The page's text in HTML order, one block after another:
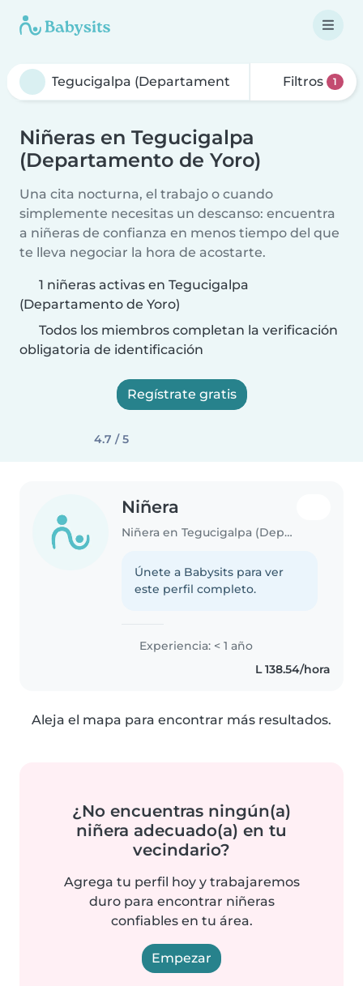
Filtros 1
Niñeras en Tegucigalpa
(Departamento de Yoro)
Una cita nocturna, el trabajo o cuando
simplemente necesitas un descanso: encuentra
a niñeras de confianza en menos tiempo del que
te lleva negociar la hora de acostarte.
1 niñeras activas en Tegucigalpa
(Departamento de Yoro)
Todos los miembros completan la verificación
obligatoria de identificación
Regístrate gratis
4.7 / 5
Niñera
Niñera en Tegucigalpa (Departamento de Yoro)
Únete a Babysits para ver
este perfil completo.
Experiencia: < 1 año
L 138.54/hora
Aleja el mapa para encontrar más resultados.
¿No encuentras ningún(a)
niñera adecuado(a) en tu
vecindario?
Agrega tu perfil hoy y trabajaremos
duro para encontrar niñeras
confiables en tu área.
Empezar